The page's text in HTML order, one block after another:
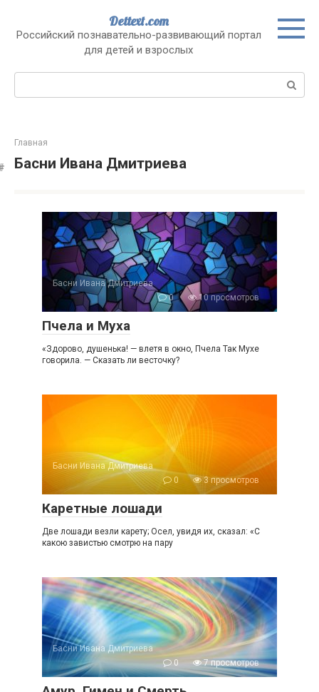
контенту
Dettext.com
Российский познавательно-развивающий портал
для детей и взрослых
Поиск:
Главная
Басни Ивана Дмитриева
Басни Ивана Дмитриева
0
10 просмотров
Пчела и Муха
«Здорово, душенька! — влетя в окно, Пчела Так Мухе
говорила. — Сказать ли весточку?
Басни Ивана Дмитриева
0
3 просмотров
Каретные лошади
Две лошади везли карету; Осел, увидя их, сказал: «С
какою завистью смотрю на пару
Басни Ивана Дмитриева
0
7 просмотров